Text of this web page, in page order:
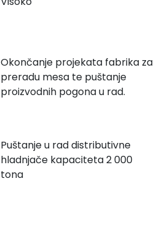
Okončanje projekata fabrika za
preradu mesa te puštanje
proizvodnih pogona u rad.
Puštanje u rad distributivne
hladnjače kapaciteta 2 000
tona